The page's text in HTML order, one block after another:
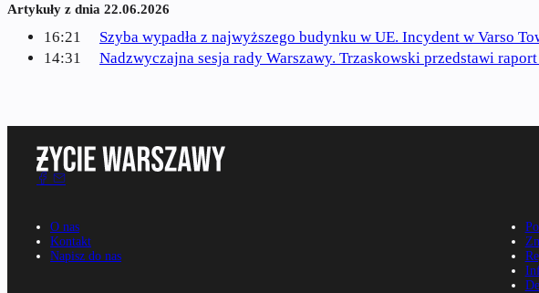
Artykuły z dnia 22.06.2026
16:21
Szyba wypadła z najwyższego budynku w UE. Incydent w Varso
14:31
Nadzwyczajna sesja rady Warszawy. Trzaskowski przedstawi
O nas
Kontakt
Napisz do nas